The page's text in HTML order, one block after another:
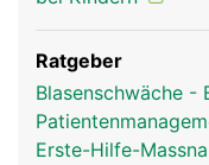
Ratgeber
Blasenschwäche -
Erste-Hilfe-